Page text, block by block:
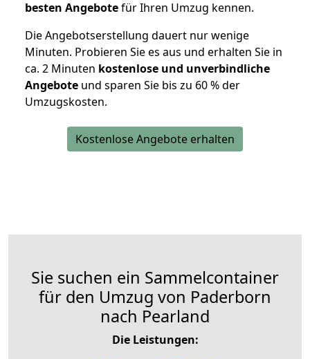
besten Angebotefür Ihren Umzug kennen.
Die Angebotserstellung dauert nur wenige
Minuten. Probieren Sie es aus und erhalten Sie in
ca. 2 Minuten kostenlose und unverbindliche
Angebote und sparen Sie bis zu 60 % der
Umzugskosten.
Kostenlose Angebote erhalten
Sie suchen ein Sammelcontainer
für den Umzug von Paderborn
nach Pearland
Die Leistungen: